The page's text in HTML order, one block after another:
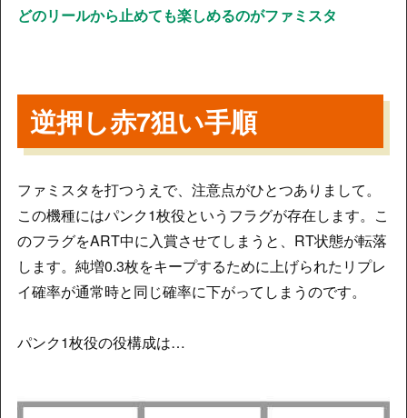
どのリールから止めても楽しめるのがファミスタ
逆押し赤7狙い手順
ファミスタを打つうえで、注意点がひとつありまして。
この機種にはパンク1枚役というフラグが存在します。こ
のフラグをART中に入賞させてしまうと、RT状態が転落
します。純増0.3枚をキープするために上げられたリプレ
イ確率が通常時と同じ確率に下がってしまうのです。
パンク1枚役の役構成は…